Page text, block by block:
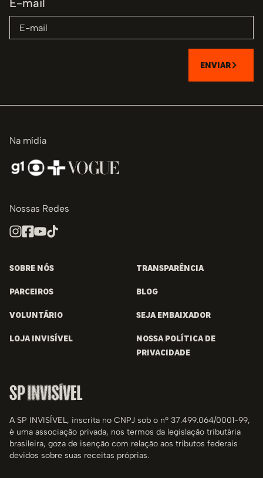
E-mail
ENVIAR
Na mídia
Nossas Redes
SOBRE NÓS TRANSPARÊNCIA
PARCEIROS BLOG
VOLUNTÁRIO SEJA EMBAIXADOR
LOJA INVISÍVEL
NOSSA POLÍTICA DE
PRIVACIDADE
A SP INVISÍVEL, inscrita no CNPJ sob o nº 37.499.064/0001-99,
é uma associação privada, nos termos da legislação tributária
brasileira, goza de isenção com relação aos tributos federais
devidos sobre suas receitas próprias.